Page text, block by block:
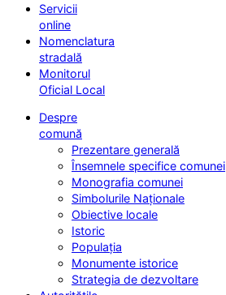
Servicii
online
Nomenclatura
stradală
Monitorul
Oficial Local
Despre
comună
Prezentare generală
Însemnele specifice comunei
Monografia comunei
Simbolurile Naționale
Obiective locale
Istoric
Populația
Monumente istorice
Strategia de dezvoltare